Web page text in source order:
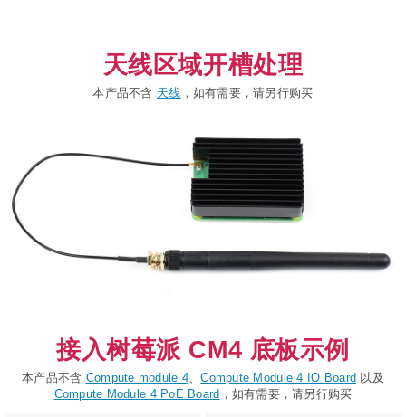
天线区域开槽处理
本产品不含 天线 ，如有需要，请另行购买
接入树莓派 CM4 底板示例
本产品不含 Compute module 4、Compute Module 4 IO Board 以及
Compute Module 4 PoE Board ，如有需要，请另行购买